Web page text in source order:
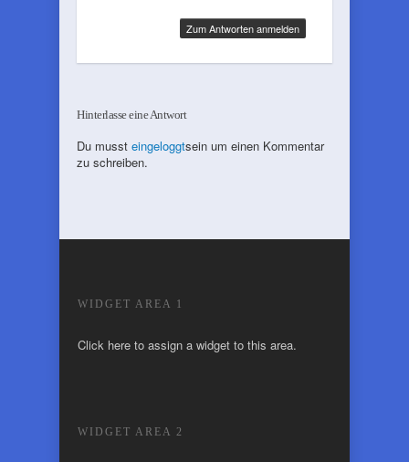
Zum Antworten anmelden
Hinterlasse eine Antwort
Du musst eingeloggtsein um einen Kommentar
zu schreiben.
WIDGET AREA 1
Click here to assign a widget to this area.
WIDGET AREA 2